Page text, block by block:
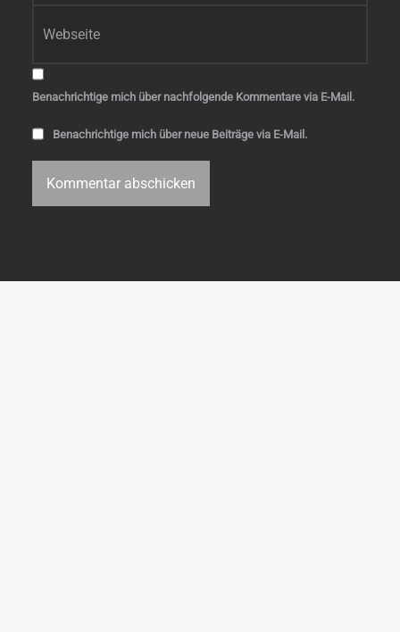
Benachrichtige mich über nachfolgende Kommentare via E-Mail.
Benachrichtige mich über neue Beiträge via E-Mail.